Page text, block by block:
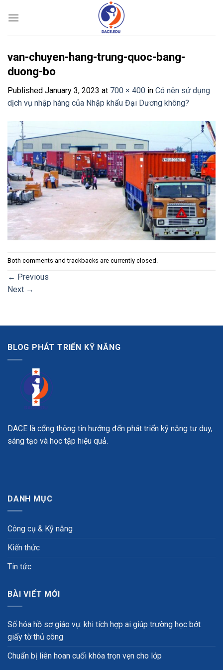
van-chuyen-hang-trung-quoc-bang-
duong-bo
Published January 3, 2023 at 700 × 400 in Có nên sử dụng
dịch vụ nhập hàng của Nhập khẩu Đại Dương không?
Both comments and trackbacks are currently closed.
← Previous
Next →
BLOG PHÁT TRIỂN KỸ NĂNG
DACE là cổng thông tin hướng đến phát triển kỹ năng tư duy,
sáng tạo và học tập hiệu quả.
DANH MỤC
Công cụ & Kỹ năng
Kiến thức
Tin tức
BÀI VIẾT MỚI
Số hóa hồ sơ giáo vụ: khi tích hợp ai giúp trường học bớt
giấy tờ thủ công
Chuẩn bị liên hoan cuối khóa trọn vẹn cho lớp